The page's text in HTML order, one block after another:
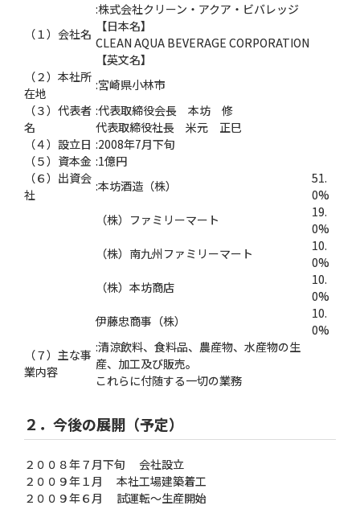
（１）会社名
:株式会社クリーン・アクア・ビバレッジ
【日本名】
CLEAN AQUA BEVERAGE CORPORATION
【英文名】
（２）本社所
在地
:宮崎県小林市
（３）代表者
名
:代表取締役会長 本坊 修
代表取締役社長 米元 正巳
（４）設立日 :2008年7月下旬
（５）資本金 :1億円
（６）出資会
社
:本坊酒造（株）
51.
0%
（株）ファミリーマート
19.
0%
（株）南九州ファミリーマート
10.
0%
（株）本坊商店
10.
0%
伊藤忠商事（株）
10.
0%
（７）主な事
業内容
:清涼飲料、食料品、農産物、水産物の生
産、加工及び販売。
これらに付随する一切の業務
２．今後の展開（予定）
２００８年７月下旬 会社設立
２００９年１月 本社工場建築着工
２００９年６月 試運転〜生産開始